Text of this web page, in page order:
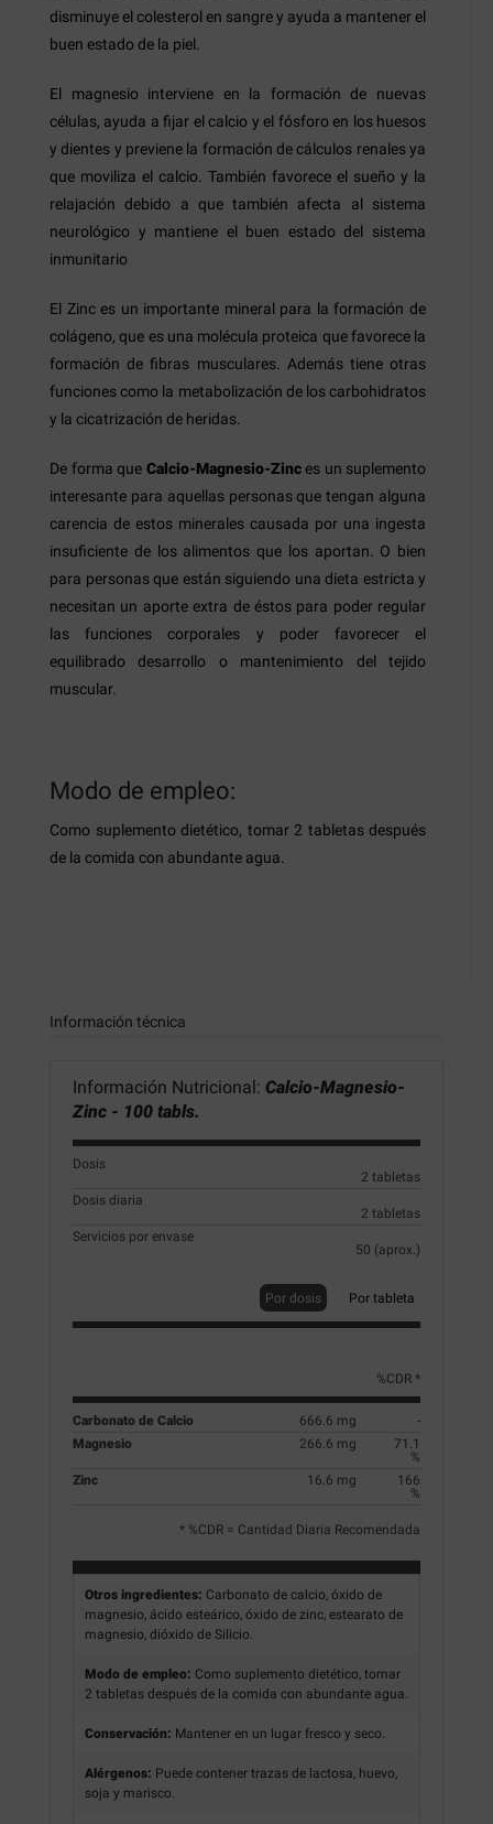
disminuye el colesterol en sangre y ayuda a mantener el
buen estado de la piel.
El magnesio interviene en la formación de nuevas
células, ayuda a fijar el calcio y el fósforo en los huesos
y dientes y previene la formación de cálculos renales ya
que moviliza el calcio. También favorece el sueño y la
relajación debido a que también afecta al sistema
neurológico y mantiene el buen estado del sistema
inmunitario
El Zinc es un importante mineral para la formación de
colágeno, que es una molécula proteica que favorece la
formación de fibras musculares. Además tiene otras
funciones como la metabolización de los carbohidratos
y la cicatrización de heridas.
De forma que Calcio-Magnesio-Zinces un suplemento
interesante para aquellas personas que tengan alguna
carencia de estos minerales causada por una ingesta
insuficiente de los alimentos que los aportan. O bien
para personas que están siguiendo una dieta estricta y
necesitan un aporte extra de éstos para poder regular
las funciones corporales y poder favorecer el
equilibrado desarrollo o mantenimiento del tejido
muscular.
Modo de empleo:
Como suplemento dietético, tomar 2 tabletas después
de la comida con abundante agua.
Información técnica
Información Nutricional: Calcio-Magnesio-
Zinc - 100 tabls.
Dosis
2 tabletas
Dosis diaria
2 tabletas
Servicios por envase
50 (aprox.)
Por dosis Por tableta
%CDR *
Carbonato de Calcio 666.6 mg
-
Magnesio
266.6 mg
71.1
%
Zinc
16.6 mg
166
%
* %CDR = Cantidad Diaria Recomendada
Otros ingredientes: Carbonato de calcio, óxido de
magnesio, ácido esteárico, óxido de zinc, estearato de
magnesio, dióxido de Silicio.
Modo de empleo: Como suplemento dietético, tomar
2 tabletas después de la comida con abundante agua.
Conservación: Mantener en un lugar fresco y seco.
Alérgenos: Puede contener trazas de lactosa, huevo,
soja y marisco.